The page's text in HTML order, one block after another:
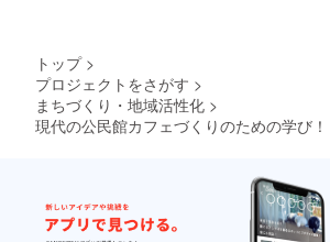
トップ >
プロジェクトをさがす >
まちづくり・地域活性化 >
現代の公民館カフェづくりのための学び！